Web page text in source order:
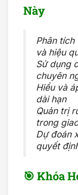
Này
Phân
và hiệu
Sử dụng
chuyên
Hiểu và
dài hạn
Quản trị
trong
Dự đoán
quyết
🎯 Khóa